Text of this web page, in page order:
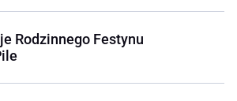
Rodzinnego Festynu